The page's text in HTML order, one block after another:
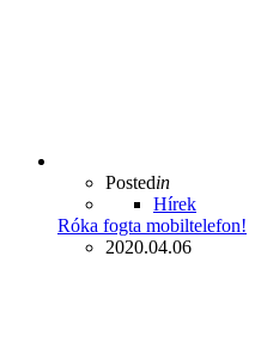
Postedin
Hírek
Róka fogta mobiltelefon!
2020.04.06